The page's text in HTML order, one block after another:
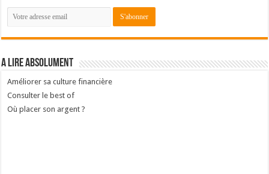
A lire absolument
Améliorer sa culture financière
Consulter le best of
Où placer son argent ?